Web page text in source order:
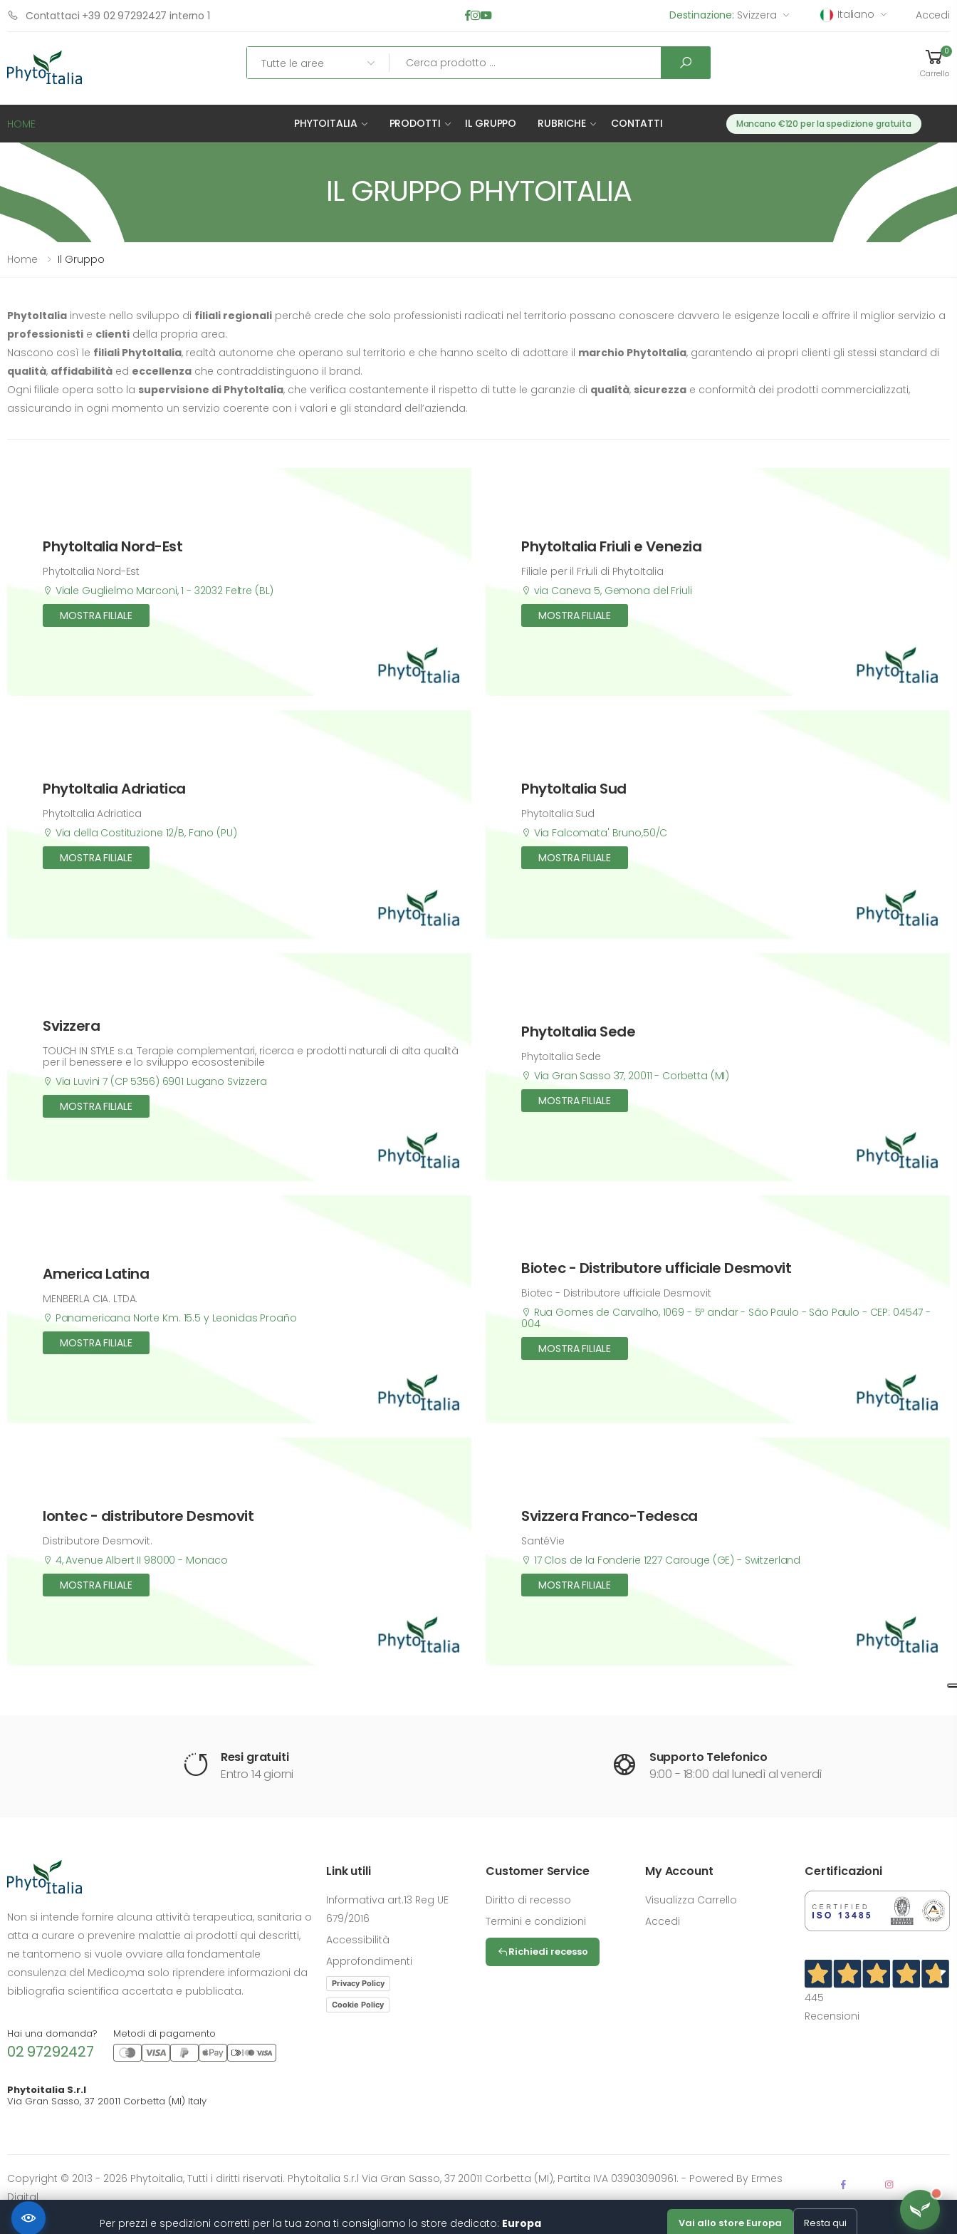
Contattaci +39 02 97292427 interno 1 Destinazione: Svizzera Italiano Accedi
0
Carrello
HOME PHYTOITALIA PRODOTTI IL GRUPPO RUBRICHE CONTATTI Mancano €120 per la spedizione gratuita
IL GRUPPO PHYTOITALIA
Home Il Gruppo
PhytoItalia investe nello sviluppo di filiali regionali perché crede che solo professionisti radicati nel territorio possano conoscere davvero le esigenze locali e offrire il miglior servizio a
professionisti e clienti della propria area.
Nascono così le filiali PhytoItalia, realtà autonome che operano sul territorio e che hanno scelto di adottare il marchio PhytoItalia, garantendo ai propri clienti gli stessi standard di
qualità, affidabilità ed eccellenza che contraddistinguono il brand.
Ogni filiale opera sotto la supervisione di PhytoItalia, che verifica costantemente il rispetto di tutte le garanzie di qualità, sicurezza e conformità dei prodotti commercializzati,
assicurando in ogni momento un servizio coerente con i valori e gli standard dell’azienda.
PhytoItalia Nord-Est
PhytoItalia Nord-Est
Viale Guglielmo Marconi, 1 - 32032 Feltre (BL)
MOSTRA FILIALE
PhytoItalia Friuli e Venezia
Filiale per il Friuli di PhytoItalia
via Caneva 5, Gemona del Friuli
MOSTRA FILIALE
PhytoItalia Adriatica
PhytoItalia Adriatica
Via della Costituzione 12/B, Fano (PU)
MOSTRA FILIALE
PhytoItalia Sud
PhytoItalia Sud
Via Falcomata' Bruno,50/C
MOSTRA FILIALE
Svizzera
TOUCH IN STYLE s.a. Terapie complementari, ricerca e prodotti naturali di alta qualità
per il benessere e lo sviluppo ecosostenibile
Via Luvini 7 (CP 5356) 6901 Lugano Svizzera
MOSTRA FILIALE
PhytoItalia Sede
PhytoItalia Sede
Via Gran Sasso 37, 20011 - Corbetta (MI)
MOSTRA FILIALE
America Latina
MENBERLA CIA. LTDA.
Panamericana Norte Km. 15.5 y Leonidas Proaño
MOSTRA FILIALE
Biotec - Distributore ufficiale Desmovit
Biotec - Distributore ufficiale Desmovit
Rua Gomes de Carvalho, 1069 - 5º andar - São Paulo - São Paulo - CEP: 04547 -
004
MOSTRA FILIALE
Iontec - distributore Desmovit
Distributore Desmovit.
4, Avenue Albert II 98000 - Monaco
MOSTRA FILIALE
Svizzera Franco-Tedesca
SantéVie
17 Clos de la Fonderie 1227 Carouge (GE) - Switzerland
MOSTRA FILIALE
Resi gratuiti
Entro 14 giorni
Supporto Telefonico
9:00 - 18:00 dal lunedì al venerdì
Non si intende fornire alcuna attività terapeutica, sanitaria o
atta a curare o prevenire malattie ai prodotti qui descritti,
ne tantomeno si vuole ovviare alla fondamentale
consulenza del Medico,ma solo riprendere informazioni da
bibliografia scientifica accertata e pubblicata.
Hai una domanda?
02 97292427
Metodi di pagamento
Phytoitalia S.r.l
Via Gran Sasso, 37 20011 Corbetta (MI) Italy
Link utili
Informativa art.13 Reg UE
679/2016
Accessibilità
Approfondimenti
Privacy Policy
Cookie Policy
Customer Service
Diritto di recesso
Termini e condizioni
Richiedi recesso
My Account
Visualizza Carrello
Accedi
Certificazioni
445
Recensioni
Copyright © 2013 - 2026 Phytoitalia, Tutti i diritti riservati. Phytoitalia S.r.l Via Gran Sasso, 37 20011 Corbetta (MI), Partita IVA 03903090961. - Powered By Ermes
Digital
DIMENSIONE TESTO
A- +0% A+
CONTRASTO
Standard Alto Scuro Chiaro
OPZIONI
Cursore grande Spaziatura testo
Stop animazioni
Normali Scala grigi
Per prezzi e spedizioni corretti per la tua zona ti consigliamo lo store dedicato: Europa Vai allo store Europa Resta qui